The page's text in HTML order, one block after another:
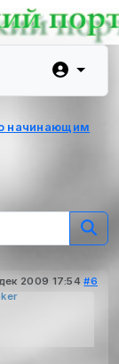
начинающим
2009 17:54 #6